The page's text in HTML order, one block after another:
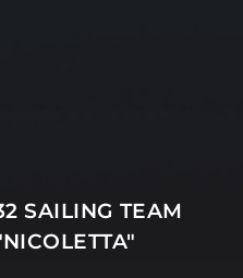
SAILING TEAM